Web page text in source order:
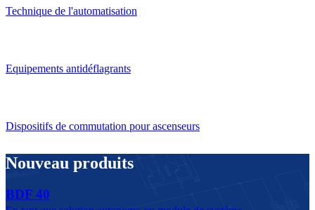
Technique de l'automatisation
Equipements antidéflagrants
Dispositifs de commutation pour ascenseurs
Nouveau produits
BDF 40